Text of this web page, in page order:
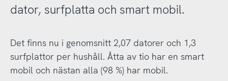
dator, surfplatta och smart mobil.
Det finns nu i genomsnitt 2,07 datorer och 1,3
surfplattor per hushåll. Åtta av tio har en smart
mobil och nästan alla (98 %) har mobil.